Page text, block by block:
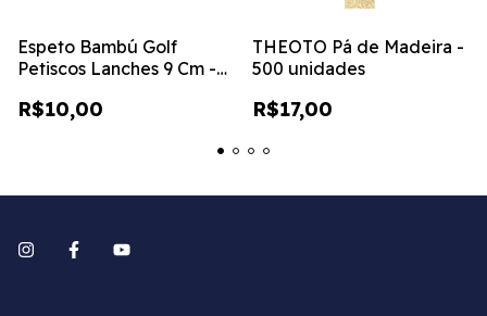
Espeto Bambú Golf
Petiscos Lanches 9 Cm -
R$10,00
THEOTO Pá de Madeira -
500 unidades
R$17,00